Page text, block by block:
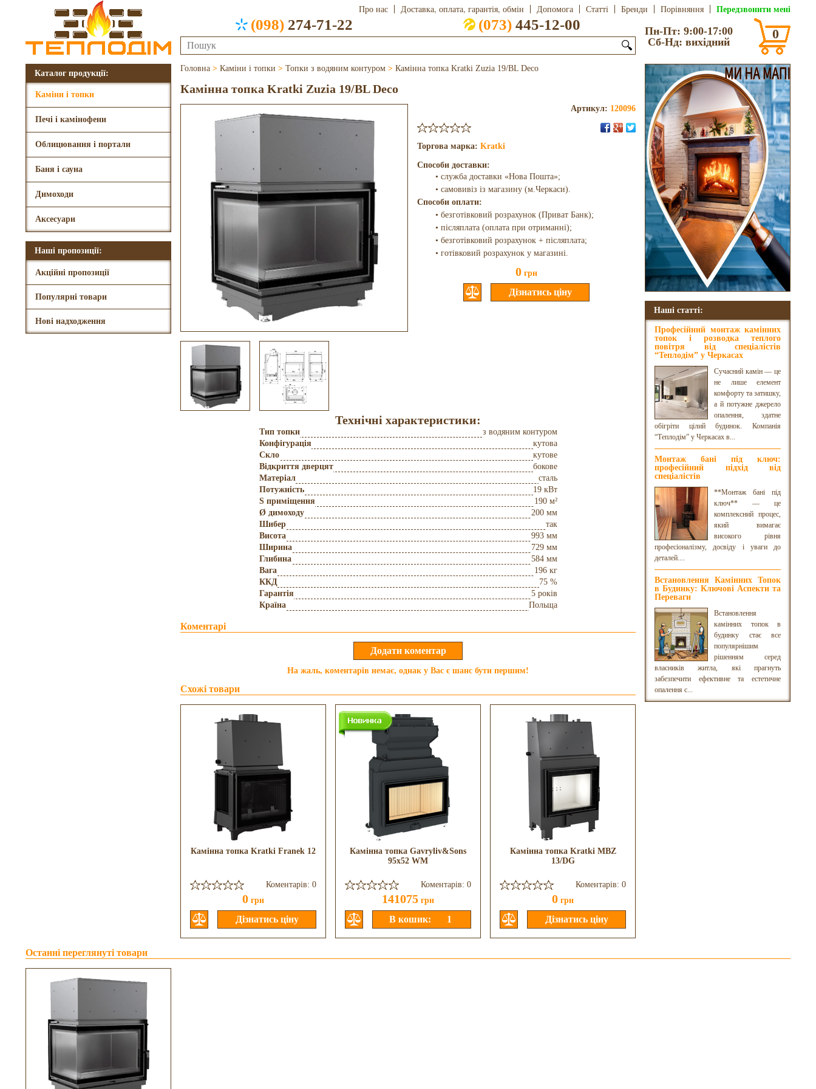
Про нас Доставка, оплата, гарантія, обмін Допомога Статті Бренди Порівняння Передзвонити мені
(098) 274-71-22 (073) 445-12-00
🔍
Пн-Пт: 9:00-17:00
Сб-Нд: вихідний
0
Каталог продукції:
Каміни і топки
Печі і камінофени
Облицювання і портали
Баня і сауна
Димоходи
Аксесуари
Наші пропозиції:
Акційні пропозиції
Популярні товари
Нові надходження
Наші статті:
Професійний монтаж камінних
топок і розводка теплого
повітря від спеціалістів
“Теплодім” у Черкасах
Сучасний камін — це
не лише елемент
комфорту та затишку,
а й потужне джерело
опалення, здатне
обігріти цілий будинок. Компанія
“Теплодім” у Черкасах в...
Монтаж бані під ключ:
професійний підхід від
спеціалістів
**Монтаж бані під
ключ** — це
комплексний процес,
який вимагає
високого рівня
професіоналізму, досвіду і уваги до
деталей....
Встановлення Камінних Топок
в Будинку: Ключові Аспекти та
Переваги
Встановлення
камінних топок в
будинку стає все
популярнішим
рішенням серед
власників житла, які прагнуть
забезпечити ефективне та естетичне
опалення с...
Головна > Каміни і топки > Топки з водяним контуром > Камінна топка Kratki Zuzia 19/BL Deco
Камінна топка Kratki Zuzia 19/BL Deco
Артикул: 120096
Торгова марка: Kratki
Способи доставки:
• служба доставки «Нова Пошта»;
• самовивіз із магазину (м.Черкаси).
Способи оплати:
• безготівковий розрахунок (Приват Банк);
• післяплата (оплата при отриманні);
• безготівковий розрахунок + післяплата;
• готівковий розрахунок у магазині.
0 грн
Технічні характеристики:
Тип топки
з водяним контуром
Конфігурація
кутова
Скло
кутове
Відкриття дверцят
бокове
Матеріал
сталь
Потужність
19 кВт
S приміщення
190 м²
Ø димоходу
200 мм
Шибер
так
Висота
993 мм
Ширина
729 мм
Глибина
584 мм
Вага
196 кг
ККД
75 %
Гарантія
5 років
Країна
Польща
Коментарі
На жаль, коментарів немає, однак у Вас є шанс бути першим!
Схожі товари
Камінна топка Kratki Franek 12
Коментарів: 0
0 грн
Камінна топка Gavryliv&Sons
95x52 WM
Коментарів: 0
141075 грн
Камінна топка Kratki MBZ
13/DG
Коментарів: 0
0 грн
Останні переглянуті товари